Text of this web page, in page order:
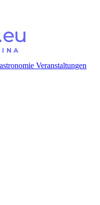
Veranstaltungen